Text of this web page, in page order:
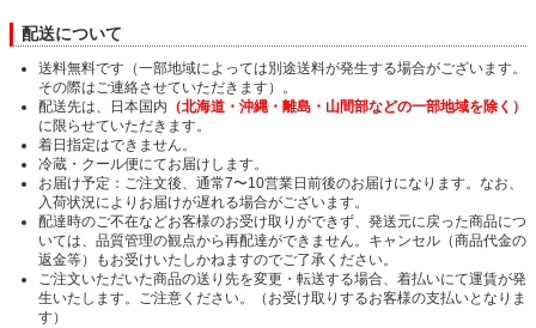
配送について
送料無料です（一部地域によっては別途送料が発生する場合がございます。
その際はご連絡させていただきます）。
配送先は、日本国内 （北海道・沖縄・離島・山間部などの一部地域を除く）
に限らせていただきます。
着日指定はできません。
冷蔵・クール便にてお届けします。
お届け予定：ご注文後、通常7〜10営業日前後のお届けになります。なお、
入荷状況によりお届けが遅れる場合がございます。
配達時のご不在などお客様のお受け取りができず、発送元に戻った商品につ
いては、品質管理の観点から再配達ができません。キャンセル（商品代金の
返金等）もお受けいたしかねますのでご了承ください。
ご注文いただいた商品の送り先を変更・転送する場合、着払いにて運賃が発
生いたします。ご注意ください。（お受け取りするお客様の支払いとなりま
す）